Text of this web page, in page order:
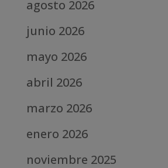
agosto 2026
junio 2026
mayo 2026
abril 2026
marzo 2026
enero 2026
noviembre 2025